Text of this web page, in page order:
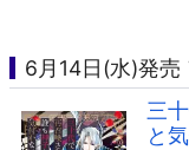
6月14日(水)発
三
と